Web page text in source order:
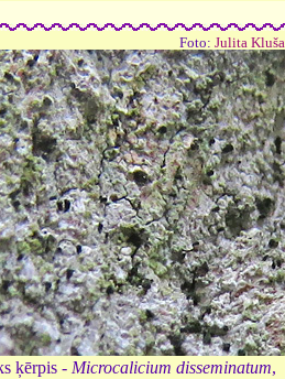
Foto: Julita Kluša
ķērpis - Microcalicium disseminatum,